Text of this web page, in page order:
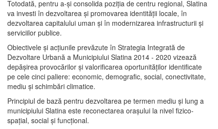
Totodată, pentru a-şi consolida poziţia de centru regional, Slatina
va investi în dezvoltarea şi promovarea identităţii locale, în
dezvoltarea capitalului uman şi în modernizarea infrastructurii şi
serviciilor publice.
Obiectivele şi acţiunile prevăzute în Strategia Integrată de
Dezvoltare Urbană a Municipiului Slatina 2014 - 2020 vizează
depășirea provocărilor şi valorificarea oportunităţilor identificate
pe cele cinci paliere: economic, demografic, social, conectivitate,
mediu şi schimbări climatice.
Principiul de bază pentru dezvoltarea pe termen mediu şi lung a
municipiului Slatina este reconectarea oraşului la nivel fizico-
spaţial, social şi funcţional.